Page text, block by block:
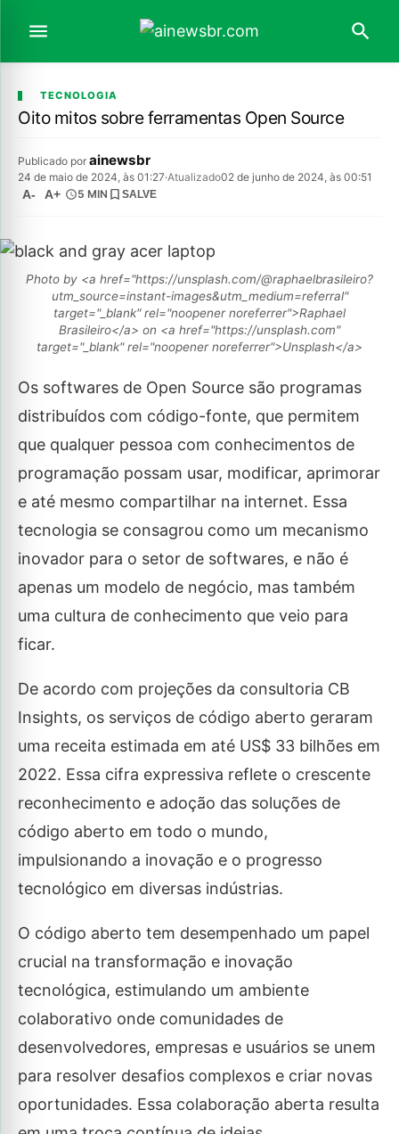
TECNOLOGIA
Oito mitos sobre ferramentas Open Source
Publicado por ainewsbr
24 de maio de 2024, às 01:27·Atualizado02 de junho de 2024, às 00:51
A- A+ 5 MIN SALVE
Photo by <a href="https://unsplash.com/@raphaelbrasileiro?
utm_source=instant-images&utm_medium=referral"
target="_blank" rel="noopener noreferrer">Raphael
Brasileiro</a> on <a href="https://unsplash.com"
target="_blank" rel="noopener noreferrer">Unsplash</a>
Os softwares de Open Source são programas
distribuídos com código-fonte, que permitem
que qualquer pessoa com conhecimentos de
programação possam usar, modificar, aprimorar
e até mesmo compartilhar na internet. Essa
tecnologia se consagrou como um mecanismo
inovador para o setor de softwares, e não é
apenas um modelo de negócio, mas também
uma cultura de conhecimento que veio para
ficar.
De acordo com projeções da consultoria CB
Insights, os serviços de código aberto geraram
uma receita estimada em até US$ 33 bilhões em
2022. Essa cifra expressiva reflete o crescente
reconhecimento e adoção das soluções de
código aberto em todo o mundo,
impulsionando a inovação e o progresso
tecnológico em diversas indústrias.
O código aberto tem desempenhado um papel
crucial na transformação e inovação
tecnológica, estimulando um ambiente
colaborativo onde comunidades de
desenvolvedores, empresas e usuários se unem
para resolver desafios complexos e criar novas
oportunidades. Essa colaboração aberta resulta